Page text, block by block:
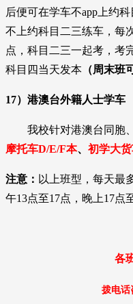
后便可在学车不app上约科
不上约科目二三练车，每
点，科目二三一起考，考
科目四当天发本 （周末班
17）港澳台外籍人士学车
我校针对港澳台同胞
摩托车D/E/F本、 初学大
注意： 以上班型，每天最
午13点至17点，晚上17点
各
拨电话